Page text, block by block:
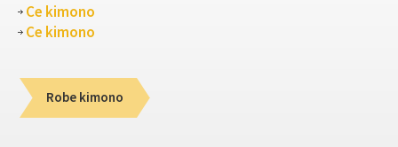
Ce kimono
Ce kimono
Robe kimono